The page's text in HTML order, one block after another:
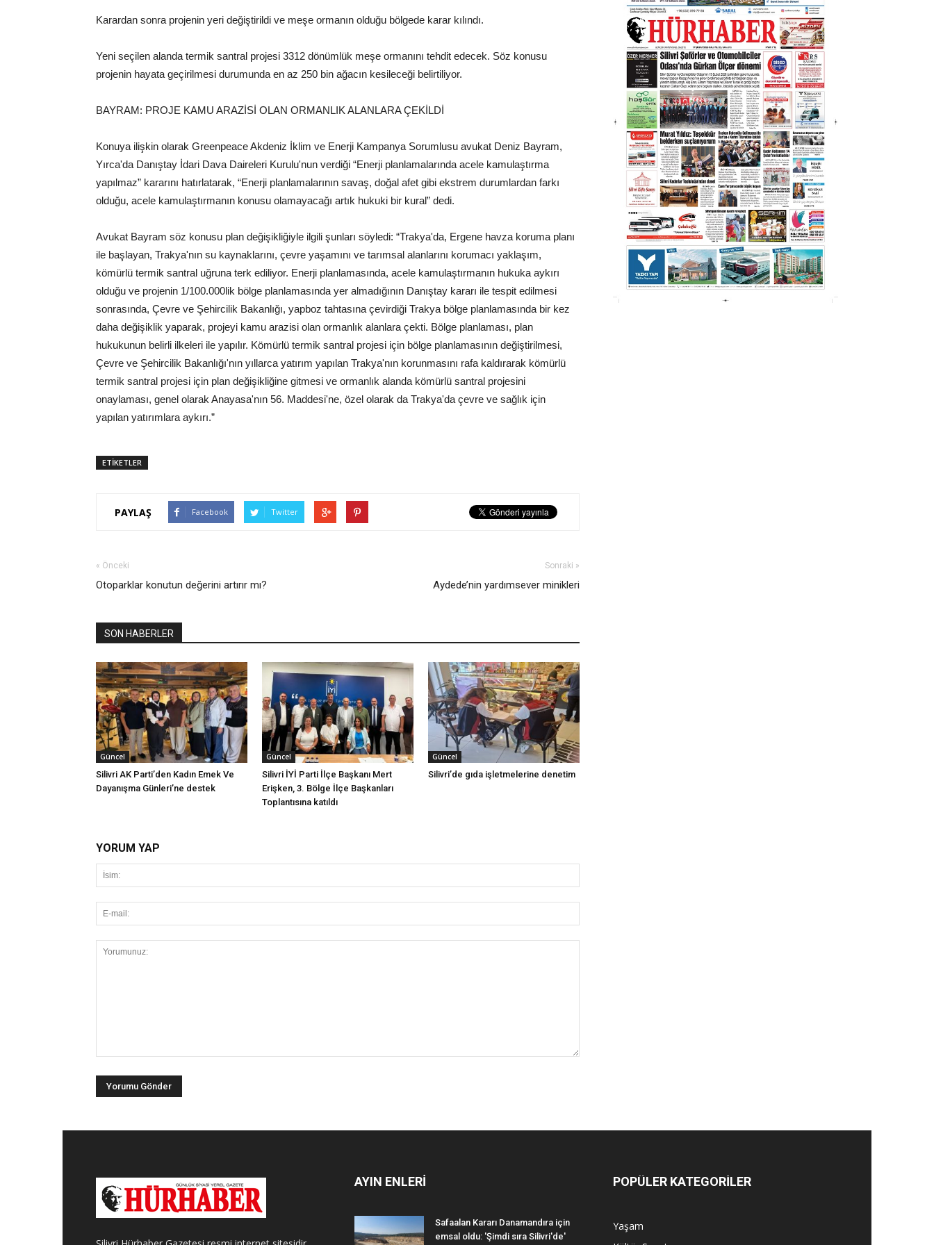
Karardan sonra projenin yeri değiştirildi ve meşe ormanın olduğu bölgede karar kılındı.
Yeni seçilen alanda termik santral projesi 3312 dönümlük meşe ormanını tehdit edecek. Söz konusu
projenin hayata geçirilmesi durumunda en az 250 bin ağacın kesileceği belirtiliyor.
BAYRAM: PROJE KAMU ARAZİSİ OLAN ORMANLIK ALANLARA ÇEKİLDİ
Konuya ilişkin olarak Greenpeace Akdeniz İklim ve Enerji Kampanya Sorumlusu avukat Deniz Bayram,
Yırca'da Danıştay İdari Dava Daireleri Kurulu'nun verdiği “Enerji planlamalarında acele kamulaştırma
yapılmaz” kararını hatırlatarak, “Enerji planlamalarının savaş, doğal afet gibi ekstrem durumlardan farkı
olduğu, acele kamulaştırmanın konusu olamayacağı artık hukuki bir kural” dedi.
Avukat Bayram söz konusu plan değişikliğiyle ilgili şunları söyledi: “Trakya'da, Ergene havza koruma planı
ile başlayan, Trakya'nın su kaynaklarını, çevre yaşamını ve tarımsal alanlarını korumacı yaklaşım,
kömürlü termik santral uğruna terk ediliyor. Enerji planlamasında, acele kamulaştırmanın hukuka aykırı
olduğu ve projenin 1/100.000lik bölge planlamasında yer almadığının Danıştay kararı ile tespit edilmesi
sonrasında, Çevre ve Şehircilik Bakanlığı, yapboz tahtasına çevirdiği Trakya bölge planlamasında bir kez
daha değişiklik yaparak, projeyi kamu arazisi olan ormanlık alanlara çekti. Bölge planlaması, plan
hukukunun belirli ilkeleri ile yapılır. Kömürlü termik santral projesi için bölge planlamasının değiştirilmesi,
Çevre ve Şehircilik Bakanlığı'nın yıllarca yatırım yapılan Trakya'nın korunmasını rafa kaldırarak kömürlü
termik santral projesi için plan değişikliğine gitmesi ve ormanlık alanda kömürlü santral projesini
onaylaması, genel olarak Anayasa'nın 56. Maddesi'ne, özel olarak da Trakya'da çevre ve sağlık için
yapılan yatırımlara aykırı.”
ETİKETLER
PAYLAŞ Facebook Twitter
« Önceki
Otoparklar konutun değerini artırır mı?
Sonraki »
Aydede’nin yardımsever minikleri
SON HABERLER
Güncel
Silivri AK Parti’den Kadın Emek Ve
Dayanışma Günleri’ne destek
Güncel
Silivri İYİ Parti İlçe Başkanı Mert
Erişken, 3. Bölge İlçe Başkanları
Toplantısına katıldı
Güncel
Silivri’de gıda işletmelerine denetim
YORUM YAP
AYIN ENLERİ
Safaalan Kararı Danamandıra için
emsal oldu: 'Şimdi sıra Silivri'de'
POPÜLER KATEGORİLER
Yaşam